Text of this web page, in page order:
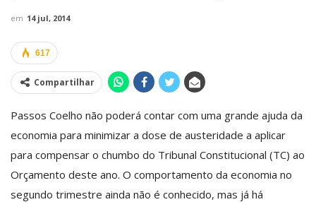
em 14 jul, 2014
617
Compartilhar
Passos Coelho não poderá contar com uma grande ajuda da
economia para minimizar a dose de austeridade a aplicar
para compensar o chumbo do Tribunal Constitucional (TC) ao
Orçamento deste ano. O comportamento da economia no
segundo trimestre ainda não é conhecido, mas já há